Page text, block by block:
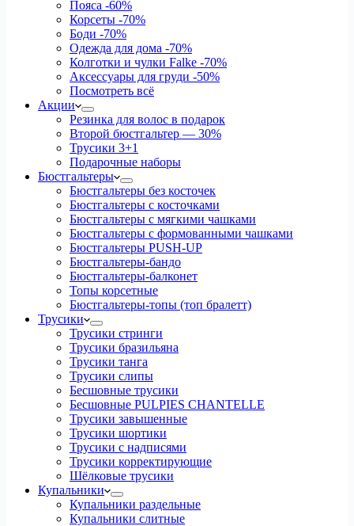
Пояса -60%
Корсеты -70%
Боди -70%
Одежда для дома -70%
Колготки и чулки Falke -70%
Аксессуары для груди -50%
Посмотреть всё
Акции
Резинка для волос в подарок
Второй бюстгальтер — 30%
Трусики 3+1
Подарочные наборы
Бюстгальтеры
Бюстгальтеры без косточек
Бюстгальтеры с косточками
Бюстгальтеры с мягкими чашками
Бюстгальтеры с формованными чашками
Бюстгальтеры PUSH-UP
Бюстгальтеры-бандо
Бюстгальтеры-балконет
Топы корсетные
Бюстгальтеры-топы (топ бралетт)
Трусики
Трусики стринги
Трусики бразильяна
Трусики танга
Трусики слипы
Бесшовные трусики
Бесшовные PULPIES CHANTELLE
Трусики завышенные
Трусики шортики
Трусики с надписями
Трусики корректирующие
Шёлковые трусики
Купальники
Купальники раздельные
Купальники слитные